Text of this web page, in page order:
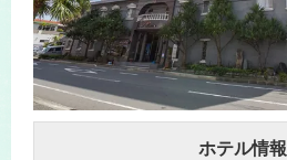
ホテル情報